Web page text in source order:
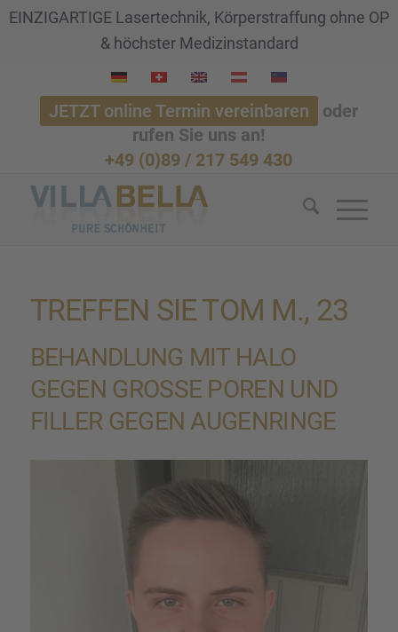
EINZIGARTIGE Lasertechnik, Körperstraffung ohne OP
& höchster Medizinstandard
JETZT online Termin vereinbaren
oder
rufen Sie uns an!
+49 (0)89 / 217 549 430
TREFFEN SIE TOM M., 23
BEHAND­LUNG MIT HALO
GEGEN GROSSE POREN UND F
ILLER GEGEN AUGEN­RINGE